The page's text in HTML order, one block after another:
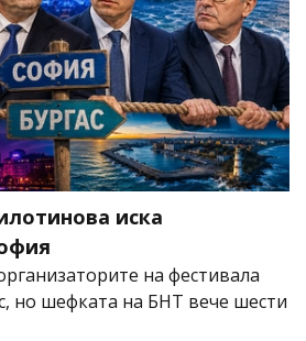
иска
на фестивала
но шефката на БНТ вече шести